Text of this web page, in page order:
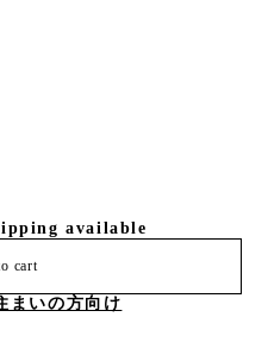
available
cart
まいの方向け